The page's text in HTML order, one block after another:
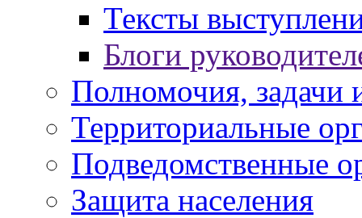
Тексты
Блоги
Полномочия, задачи
Территориальные
Подведомственные
Защита населения